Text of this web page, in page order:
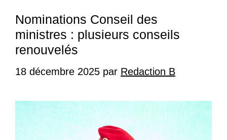
Nominations Conseil des
ministres : plusieurs conseils
renouvelés
18 décembre 2025 par Redaction B